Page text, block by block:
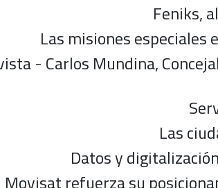
Feniks,
Las misiones
- Carlos Mundina,
Las
Datos y
Movisat refuerza su